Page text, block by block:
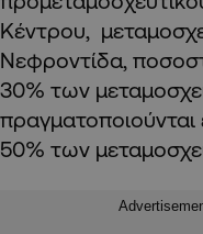
Κέντρου,
Νεφροντίδα,
30% των
50% των